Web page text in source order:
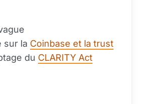
sur la Coinbase et la trust
du CLARITY Act